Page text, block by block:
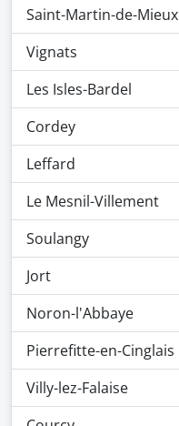
Saint-Martin-de-Mieux
Vignats
Les Isles-Bardel
Cordey
Leffard
Le Mesnil-Villement
Soulangy
Jort
Noron-l'Abbaye
Pierrefitte-en-Cinglais
Villy-lez-Falaise